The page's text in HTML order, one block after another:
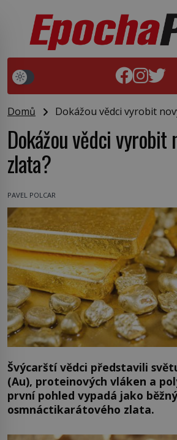
Domů Dokážou vědci vyrobit
Dokážou vědci vyrobit
zlata?
PAVEL POLCAR
Švýcarští vědci představili
(Au), proteinových vláken a
první pohled vypadá jako
osmnáctikarátového zlata.